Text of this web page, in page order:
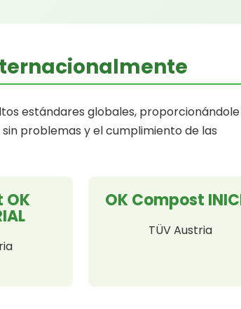
estándares globales,
problemas y el cumplimiento de las
OK OK Compost
TÜV Austria